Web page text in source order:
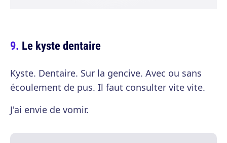
Le kyste dentaire
Kyste. Dentaire. Sur la gencive. Avec ou sans
écoulement de pus. Il faut consulter vite vite.
J'ai envie de vomir.